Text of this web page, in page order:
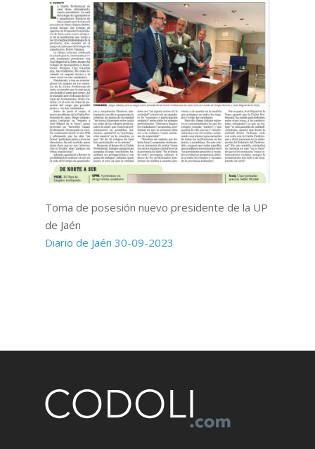
Toma de posesión nuevo presidente de la UP
de Jaén
Diario de Jaén 30-09-2023